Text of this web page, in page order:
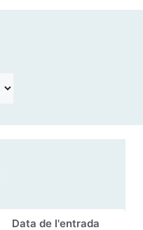
Data de l'entrada